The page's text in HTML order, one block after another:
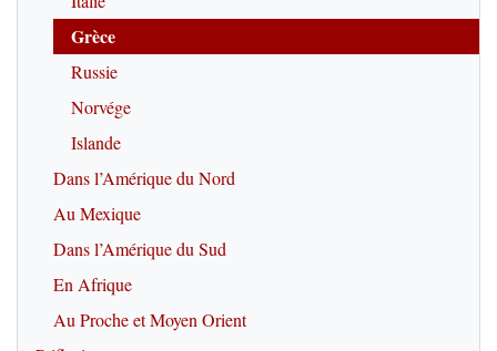
Grèce
Russie
Norvége
Islande
Dans l’Amérique du Nord
Au Mexique
Dans l’Amérique du Sud
En Afrique
Au Proche et Moyen Orient